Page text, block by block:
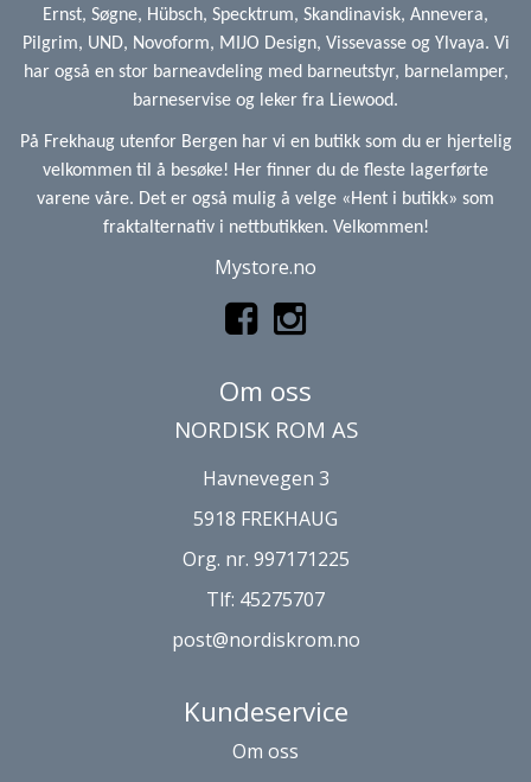
Ernst, Søgne, Hübsch, Specktrum, Skandinavisk, Annevera,
Pilgrim, UND, Novoform, MIJO Design, Vissevasse og Ylvaya. Vi
har også en stor barneavdeling med barneutstyr, barnelamper,
barneservise og leker fra Liewood.
På Frekhaug utenfor Bergen har vi en butikk som du er hjertelig
velkommen til å besøke! Her finner du de fleste lagerførte
varene våre. Det er også mulig å velge «Hent i butikk» som
fraktalternativ i nettbutikken. Velkommen!
Mystore.no
Om oss
NORDISK ROM AS
Havnevegen 3
5918 FREKHAUG
Org. nr. 997171225
Tlf: 45275707
post@nordiskrom.no
Kundeservice
Om oss